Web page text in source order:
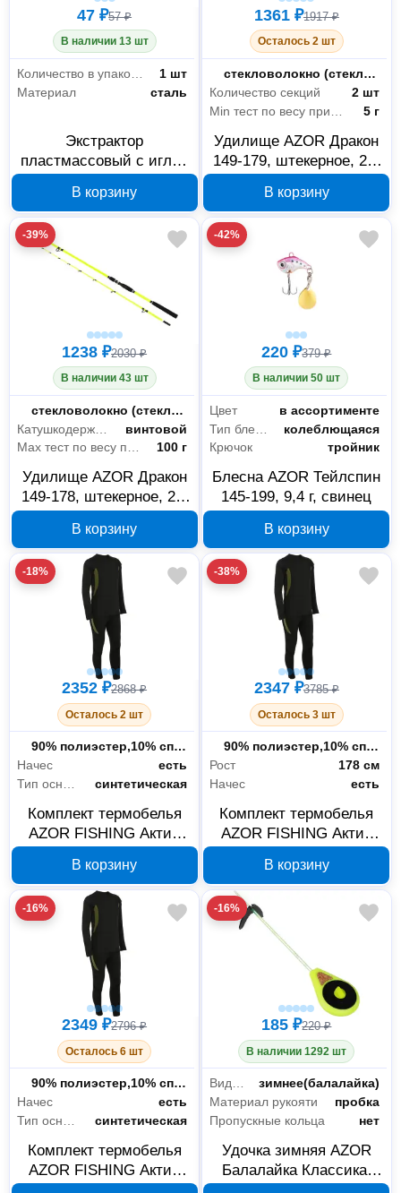
47 ₽57 ₽
В наличии 13 шт
1 шт
Материал
сталь
Экстрактор
пластмассовый с иглой
В корзину
1361 ₽1917 ₽
Осталось 2 шт
Материал бланка
стекловолокно (стеклопластик или фибергласс)
Количество секций
2 шт
5 г
Удилище AZOR Дракон
149-179, штекерное, 2,4
В корзину
-39%
1238 ₽2030 ₽
В наличии 43 шт
Материал бланка
стекловолокно (стеклопластик или фибергласс)
винтовой
Max тест по весу приманки
100 г
Удилище AZOR Дракон
149-178, штекерное, 2,1
В корзину
-42%
220 ₽379 ₽
В наличии 50 шт
Цвет
в ассортименте
колеблющаяся
Крючок
тройник
Блесна AZOR Тейлспин
145-199, 9,4 г, свинец
В корзину
-18%
2352 ₽2868 ₽
Осталось 2 шт
Состав ткани
90% полиэстер,10% спандекс
Начес
есть
синтетическая
Комплект термобелья
AZOR FISHING Актив
размер XL 127-043
В корзину
-38%
2347 ₽3785 ₽
Осталось 3 шт
Состав ткани
90% полиэстер,10% спандекс
Рост
178 см
Начес
есть
Комплект термобелья
AZOR FISHING Актив
размер L 127-042
В корзину
-16%
2349 ₽2796 ₽
Осталось 6 шт
Состав ткани
90% полиэстер,10% спандекс
Начес
есть
синтетическая
Комплект термобелья
AZOR FISHING Актив
-16%
185 ₽220 ₽
В наличии 1292 шт
Вид удилища
зимнее(балалайка)
Материал рукояти
пробка
Пропускные кольца
нет
Удочка зимняя AZOR
Балалайка Классика,